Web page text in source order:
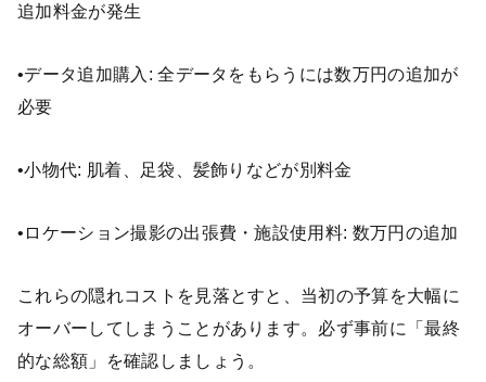
追加料金が発生
•データ追加購入: 全データをもらうには数万円の追加が
必要
•小物代: 肌着、足袋、髪飾りなどが別料金
•ロケーション撮影の出張費・施設使用料: 数万円の追加
これらの隠れコストを見落とすと、当初の予算を大幅に
オーバーしてしまうことがあります。必ず事前に「最終
的な総額」を確認しましょう。